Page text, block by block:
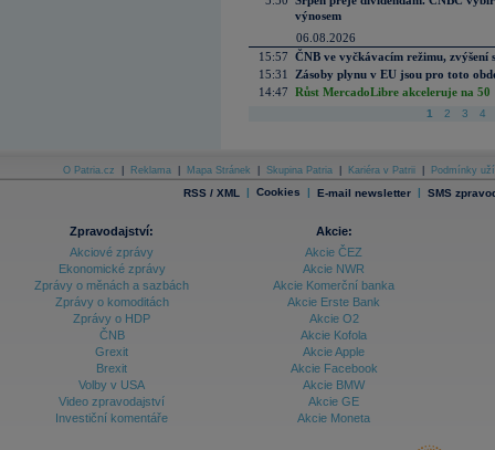
výnosem
06.08.2026
15:57 ČNB ve vyčkávacím režimu, zvýšení
15:31
Zásoby plynu v EU jsou pro toto
14:47 Růst MercadoLibre akceleruje na
1 2 3 4
O Patria.cz Reklama Mapa Stránek Skupina Patria Kariéra v Patrii Podmínky
RSS / XML | Cookies | E-mail newsletter | SMS
Zpravodajství:
Akciové zprávy
Ekonomické zprávy
Zprávy o měnách a sazbách
Zprávy o komoditách
Zprávy o HDP
ČNB
Grexit
Brexit
Volby v USA
Video zpravodajství
Investiční komentáře
Akcie:
Akcie ČEZ
Akcie NWR
Akcie Komerční banka
Akcie Erste Bank
Akcie O2
Akcie Kofola
Akcie Apple
Akcie Facebook
Akcie BMW
Akcie GE
Akcie Moneta